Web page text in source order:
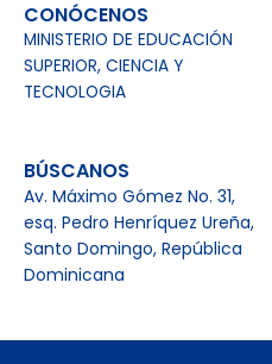
CONÓCENOS
MINISTERIO DE EDUCACIÓN
SUPERIOR, CIENCIA Y
TECNOLOGIA
BÚSCANOS
Av. Máximo Gómez No. 31,
esq. Pedro Henríquez Ureña,
Santo Domingo, República
Dominicana